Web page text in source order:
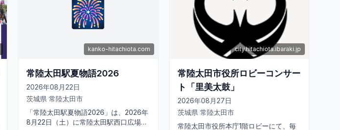
🎆
kanko-hitachiota.com
常陸太田駅夏物語2026
2026年08月22日
茨城県 常陸太田市
「常陸太田駅夏物語2026」は、2026年
8月22日（土）に常陸太田駅西口広場に
city.hitachiota.ibaraki.jp
常陸太田市役所ロビーコンサー
ト「里美太鼓」
2026年08月27日
茨城県 常陸太田市
常陸太田市役所本庁1階ロビーにて、毎